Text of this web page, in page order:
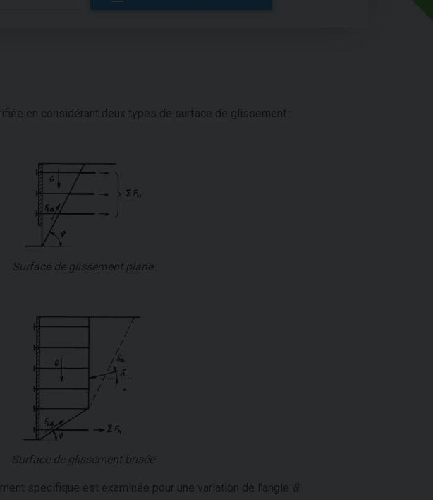
en considérant deux types de surface de glissement :
Surface de glissement plane
Surface de glissement brisée
spécifique est examinée pour une variation de l'angle ϑ.